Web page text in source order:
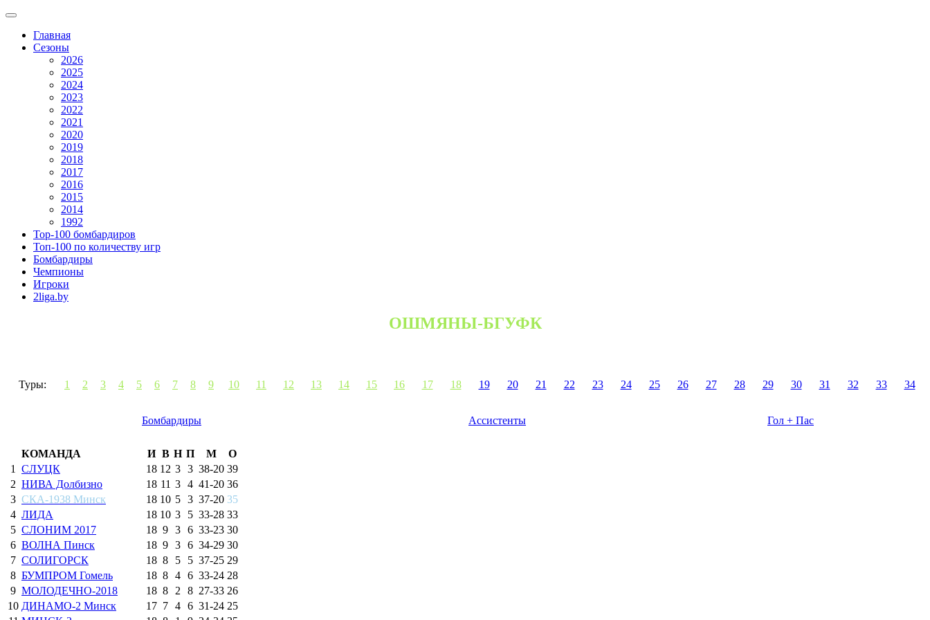
Главная
Сезоны
2026
2025
2024
2023
2022
2021
2020
2019
2018
2017
2016
2015
2014
1992
Top-100 бомбардиров
Топ-100 по количеству игр
Бомбардиры
Чемпионы
Игроки
2liga.by
ОШМЯНЫ-БГУФК
Туры: 1 2 3 4 5 6 7 8 9 10 11 12 13 14 15 16 17 18 19 20 21 22 23 24 25 26 27 28 29 30 31 32 33 34
Бомбардиры Ассистенты Гол + Пас
КОМАНДА И В Н П М
О
1
СЛУЦК 18 12 3 3 38-20 39
2 НИВА Долбизно 18 11 3 4 41-20 36
3 СКА-1938 Минск 18 10 5 3 37-20 35
4 ЛИДА 18 10 3 5 33-28 33
5 СЛОНИМ 2017 18 9 3 6 33-23 30
6 ВОЛНА Пинск 18 9 3 6 34-29 30
7 СОЛИГОРСК 18 8 5 5 37-25 29
8 БУМПРОМ Гомель 18 8 4 6 33-24 28
9 МОЛОДЕЧНО-2018 18 8 2 8 27-33 26
10 ДИНАМО-2 Минск 17 7 4 6 31-24 25